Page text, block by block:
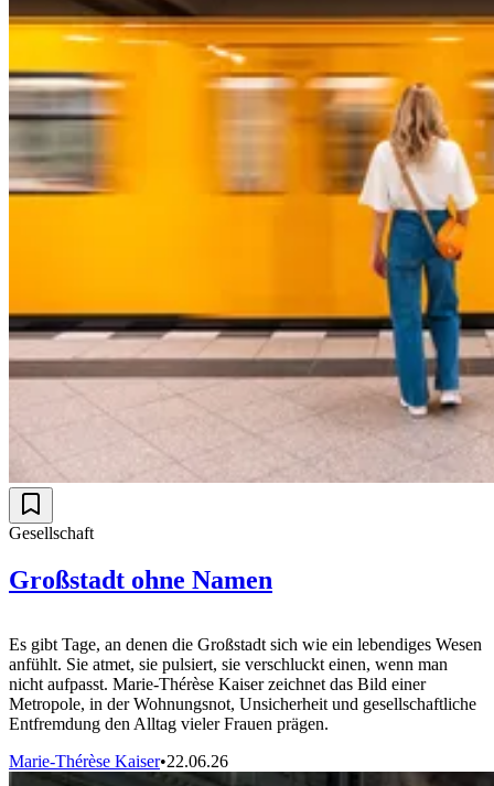
Gesellschaft
Großstadt ohne Namen
Es gibt Tage, an denen die Großstadt sich wie ein lebendiges Wesen
anfühlt. Sie atmet, sie pulsiert, sie verschluckt einen, wenn man
nicht aufpasst. Marie-Thérèse Kaiser zeichnet das Bild einer
Metropole, in der Wohnungsnot, Unsicherheit und gesellschaftliche
Entfremdung den Alltag vieler Frauen prägen.
Marie-Thérèse Kaiser•22.06.26